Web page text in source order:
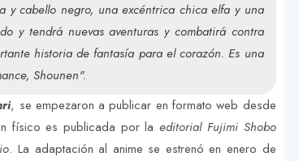
y cabello negro, una excéntrica chica elfa y una
y tendrá nuevas aventuras y combatirá contra
historia de fantasía para el corazón. Es una
Shounen".
, se empezaron a publicar en formato web desde
físico es publicada por laeditorial Fujimi Shobo
. La adaptación al anime se estrenó en enero de